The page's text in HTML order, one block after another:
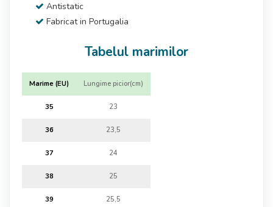
Antistatic
Fabricat in Portugalia
Tabelul marimilor
Marime (EU)
35
36
37
38
39
Lungime picior(cm)
23
23,5
24
25
25,5